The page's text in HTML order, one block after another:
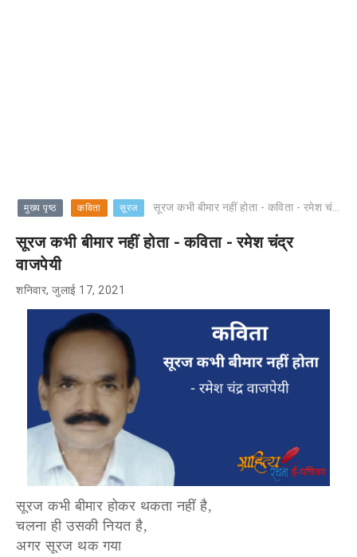
मुख्य पृष्ठ कविता सूरज सूरज कभी बीमार नहीं होता - कविता - रमेश चंद्र वाजपेयी
सूरज कभी बीमार नहीं होता - कविता - रमेश चंद्र
वाजपेयी
शनिवार, जुलाई 17, 2021
सूरज कभी बीमार होकर थकता नहीं है,
चलना ही उसकी नियत है,
अगर सूरज थक गया